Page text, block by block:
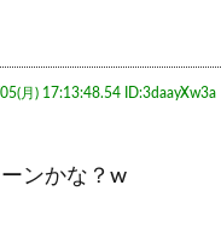
月) 17:13:48.54 ID:3daayXw3a
ンかな？w